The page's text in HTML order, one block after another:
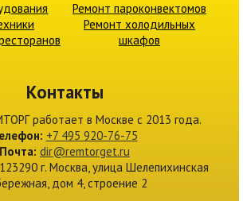
Контакты
работает в Москве c 2013 года.
+7 495 920-76-75
Почта: dir@remtorget.ru
123290 г. Москва,улица Шелепихинская
дом 4, строение 2
Ремонт пароконвектомов
Ремонт холодильных
шкафов